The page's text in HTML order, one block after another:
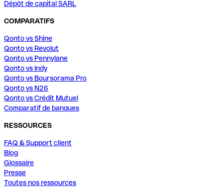
Dépôt de capital SARL
COMPARATIFS
Qonto vs Shine
Qonto vs Revolut
Qonto vs Pennylane
Qonto vs Indy
Qonto vs Boursorama Pro
Qonto vs N26
Qonto vs Crédit Mutuel
Comparatif de banques
RESSOURCES
FAQ & Support client
Blog
Glossaire
Presse
Toutes nos ressources